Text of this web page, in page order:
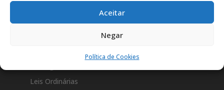
Aceitar
Negar
Política de Cookies
Leis Ordinárias